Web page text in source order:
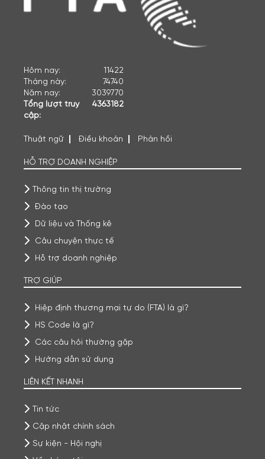
Hôm nay:
11422
Tháng này:
74740
Năm nay:
3039770
Tổng lượt truy
cập:
4363182
Thuật ngữ Điều khoản Phản hồi
HỖ TRỢ DOANH NGHIỆP
Thông tin thị trường
Đào tạo
Dữ liệu và Thống kê
Câu chuyện thực tế
Hỗ trợ doanh nghiệp
TRỢ GIÚP
Hiệp định thương mại tự do (FTA) là gì?
HS Code là gì?
Các câu hỏi thường gặp
Hướng dẫn sử dụng
LIÊN KẾT NHANH
Tin tức
Cập nhật chính sách
Sự kiện - Hội nghị